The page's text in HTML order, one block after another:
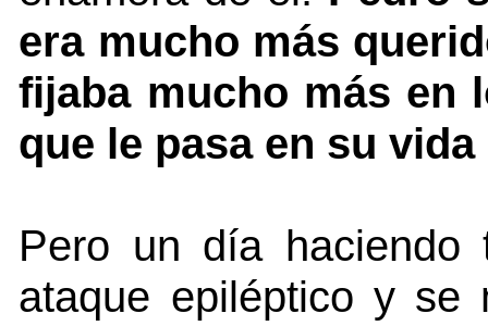
era mucho más
fijaba mucho más en
que le pasa en su
Pero un día haciendo
ataque epiléptico y se